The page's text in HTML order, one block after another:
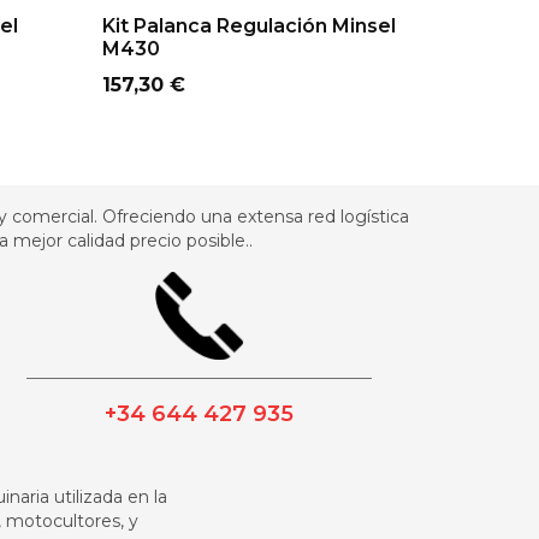
Kit Palanca Regulación Minsel
M430
Precio
157,30 €
Ofreciendo una extensa red logística
mejor calidad precio posible..
+34 644 427 935
utilizada en la
motocultores, y